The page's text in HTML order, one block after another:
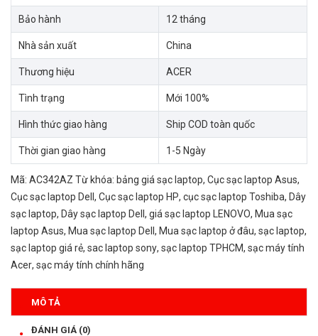
Bảo hành 12 tháng
Nhà sản xuất China
Thương hiệu ACER
Tình trạng Mới 100%
Hình thức giao hàng Ship COD toàn quốc
Thời gian giao hàng 1-5 Ngày
Mã: AC342AZ Từ khóa: bảng giá sạc laptop, Cục sạc laptop Asus,
Cục sạc laptop Dell , Cục sạc laptop HP, cục sạc laptop Toshiba, Dây
sạc laptop, Dây sạc laptop Dell , giá sạc laptop LENOVO, Mua sạc
laptop Asus, Mua sạc laptop Dell , Mua sạc laptop ở đâu, sạc laptop,
sạc laptop giá rẻ, sac laptop sony, sạc laptop TPHCM, sạc máy tính
Acer, sạc máy tính chính hãng
MÔ TẢ
ĐÁNH GIÁ (0)